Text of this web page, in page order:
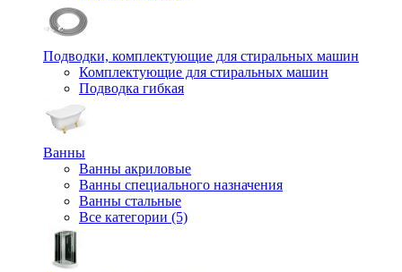
Подводки, комплектующие для стиральных машин
Комплектующие для стиральных машин
Подводка гибкая
Ванны
Ванны акриловые
Ванны специального назначения
Ванны стальные
Все категории (5)